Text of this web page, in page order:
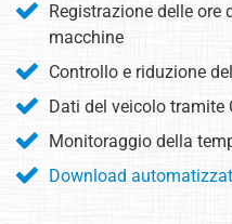
Registrazione delle
macchine
Controllo e riduzione
Dati del veicolo tramite
Monitoraggio della
Download